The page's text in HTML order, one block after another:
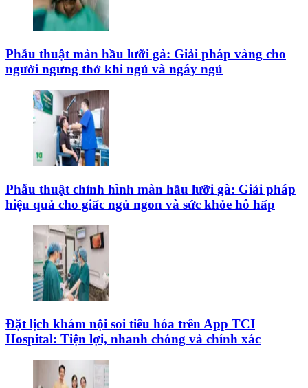
Phẫu thuật màn hầu lưỡi gà: Giải pháp vàng cho
người ngưng thở khi ngủ và ngáy ngủ
Phẫu thuật chỉnh hình màn hầu lưỡi gà: Giải pháp
hiệu quả cho giấc ngủ ngon và sức khỏe hô hấp
Đặt lịch khám nội soi tiêu hóa trên App TCI
Hospital: Tiện lợi, nhanh chóng và chính xác